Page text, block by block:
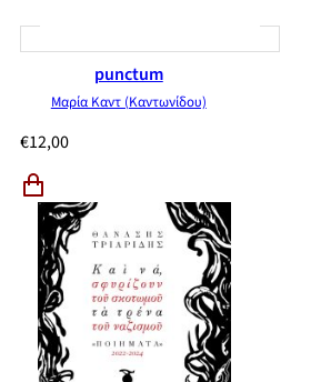
punctum
Μαρία Καντ (Καντωνίδου)
€12,00